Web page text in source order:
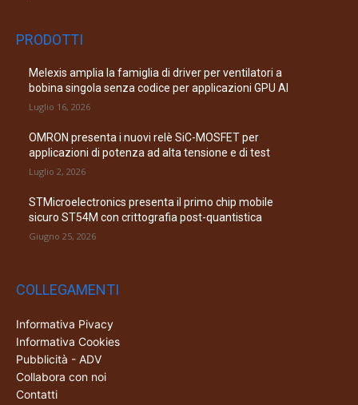
PRODOTTI
Melexis amplia la famiglia di driver per ventilatori a
bobina singola senza codice per applicazioni GPU AI
Luglio 16, 2026
OMRON presenta i nuovi relè SiC-MOSFET per
applicazioni di potenza ad alta tensione e di test
Luglio 2, 2026
STMicroelectronics presenta il primo chip mobile
sicuro ST54M con crittografia post-quantistica
Giugno 25, 2026
COLLEGAMENTI
Informativa Pivacy
Informativa Cookies
Pubblicità - ADV
Collabora con noi
Contatti